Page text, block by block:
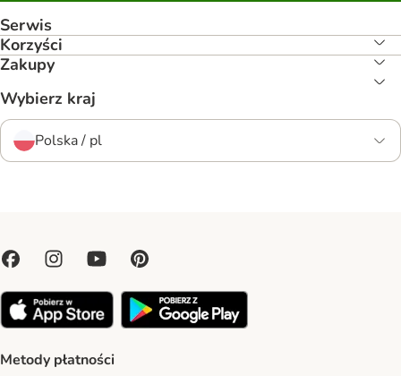
Serwis
Korzyści
Zakupy
Wybierz kraj
Polska / pl
Metody płatności